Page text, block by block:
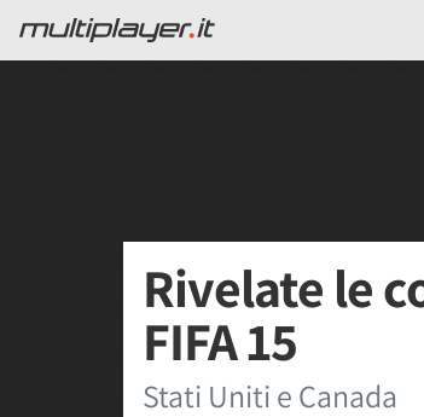
Rivelate le
FIFA 15
Stati Uniti e Canada